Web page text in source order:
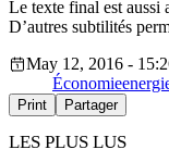
Le texte final est aussi
D’autres subtilités
May 12, 2016 -
Économie
Print Partager
LES PLUS LUS